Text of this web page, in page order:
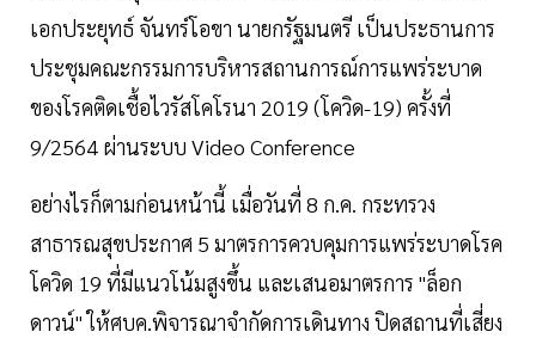
เอกประยุทธ์ จันทร์โอขา นายกรัฐมนตรี เป็นประธานการ
ประชุมคณะกรรมการบริหารสถานการณ์การแพร่ระบาด
ของโรคติดเชื้อไวรัสโคโรนา 2019 (โควิด-19) ครั้งที่
9/2564 ผ่านระบบ Video Conference
อย่างไรก็ตามก่อนหน้านี้ เมื่อวันที่ 8 ก.ค. กระทรวง
สาธารณสุขประกาศ 5 มาตรการควบคุมการแพร่ระบาดโรค
โควิด 19 ที่มีแนวโน้มสูงขึ้น และเสนอมาตรการ "ล็อก
ดาวน์" ให้ศบค.พิจารณาจำกัดการเดินทาง ปิดสถานที่เสี่ยง